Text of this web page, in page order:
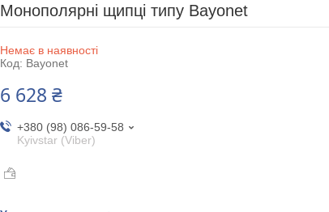
Монополярні щипці типу Bayonet
Немає в наявності
Код: Bayonet
6 628 ₴
+380 (98) 086-59-58
Kyivstar (Viber)